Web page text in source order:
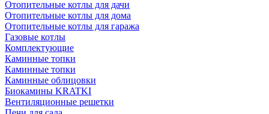
Отопительные котлы для дачи
Отопительные котлы для дома
Отопительные котлы для гаража
Газовые котлы
Комплектующие
Каминные топки
Каминные топки
Каминные облицовки
Биокамины KRATKI
Вентиляционные решетки